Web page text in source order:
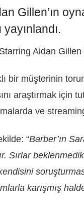
Gillen’ın
bir müşterinin
araştırmak için
ve
“Barber’ın
Sırlar
karışmış